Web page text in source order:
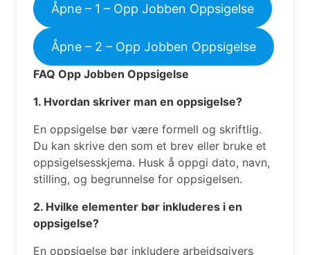
Åpne – 1 – Opp Jobben Oppsigelse
Åpne – 2 – Opp Jobben Oppsigelse
FAQ Opp Jobben Oppsigelse
1. Hvordan skriver man en oppsigelse?
En oppsigelse bør være formell og skriftlig.
Du kan skrive den som et brev eller bruke et
oppsigelsesskjema. Husk å oppgi dato, navn,
stilling, og begrunnelse for oppsigelsen.
2. Hvilke elementer bør inkluderes i en
oppsigelse?
En oppsigelse bør inkludere arbeidsgivers